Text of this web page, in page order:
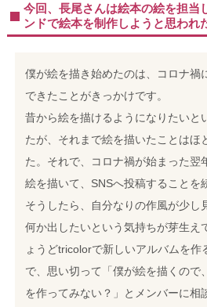
今回、長尾さんは絵本の絵を担当
ンドで絵本を制作しようと思われ
僕が絵を描き始めたのは、コロナ禍
できたことがきっかけです。
昔から絵を描けるようになりたいと
たが、それまで絵を描いたことはほ
た。それで、コロナ禍が始まった翌
絵を描いて、SNSへ投稿することを
そうしたら、自分なりの作風が少し
何か出したいという気持ちが芽生え
ょうどtricolorで新しいアルバムを作
で、思い切って「僕が絵を描くので
を作ってみない？」とメンバーに相